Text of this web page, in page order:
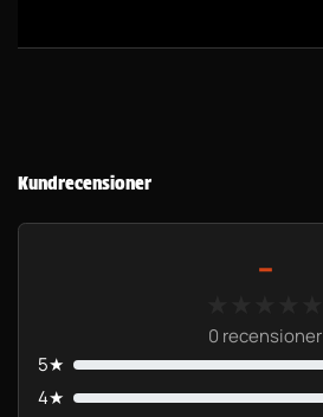
Kundrecensioner
-
0 recensioner
5★
4★